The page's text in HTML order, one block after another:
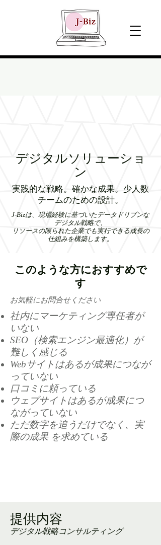
​デジタルソリューショ
ン
実践的な戦略。確かな成果。少人数
チームのための設計。
J-Bizは、現場経験に基づいたデータドリブンな
デジタル戦略で、
リソースの限られた企業でも実行できる成長の
仕組みを構築します。
このような方におすすめで
す
​お気軽にお問合せください
社内にマーケティング専任者が
いない
SEO（検索エンジン最適化）が
難しく感じる
Webサイトはあるが成果につなが
っていない
口コミに頼っている
ウェブサイトはあるが成果につ
ながっていない
ただ数字を追うだけでなく、実
際の成果 を求めている
提供内容
デジタル戦略コンサルティング